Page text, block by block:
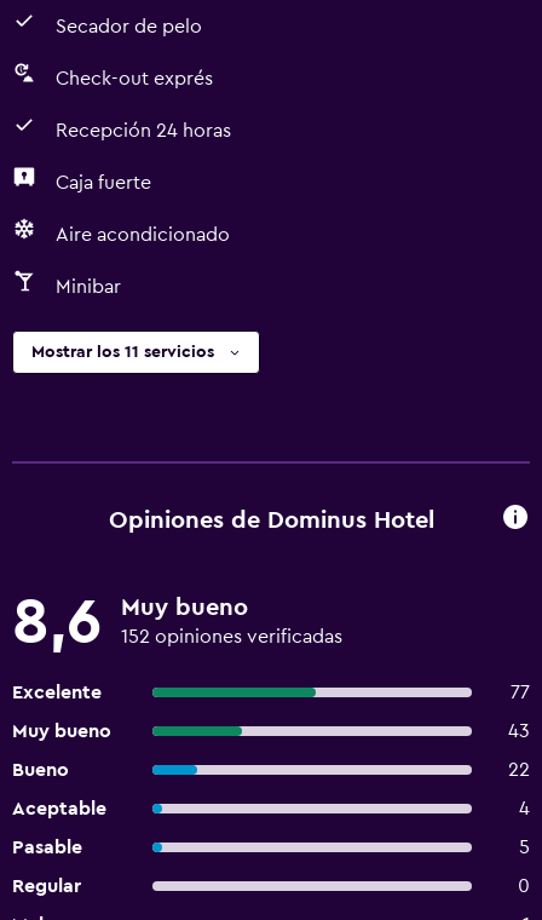
Secador de pelo
Check-out exprés
Recepción 24 horas
Caja fuerte
Aire acondicionado
Minibar
Mostrar los 11 servicios
Opiniones de Dominus Hotel
8,6 Muy bueno
152 opiniones verificadas
Excelente
77
Muy bueno
43
Bueno
22
Aceptable
4
Pasable
5
Regular
0